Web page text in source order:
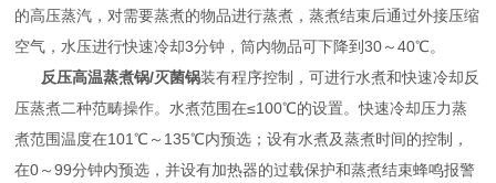
的高压蒸汽，对需要蒸煮的物品进行蒸煮，蒸煮结束后通过外接压缩
空气，水压进行快速冷却3分钟，筒内物品可下降到30～40℃。
反压高温蒸煮锅/灭菌锅装有程序控制，可进行水煮和快速冷却反
压蒸煮二种范畴操作。水煮范围在≤100℃的设置。快速冷却压力蒸
煮范围温度在101℃～135℃内预选；设有水煮及蒸煮时间的控制，
在0～99分钟内预选，并设有加热器的过载保护和蒸煮结束蜂鸣报警